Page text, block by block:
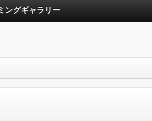
ングギャラリー